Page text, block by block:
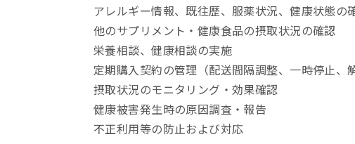
アレルギー情報、既往歴、服薬状況、健康状態の
他のサプリメント・健康食品の摂取状況の確認
栄養相談、健康相談の実施
定期購入契約の管理（配送間隔調整、一時停止、
摂取状況のモニタリング・効果確認
健康被害発生時の原因調査・報告
不正利用等の防止および対応